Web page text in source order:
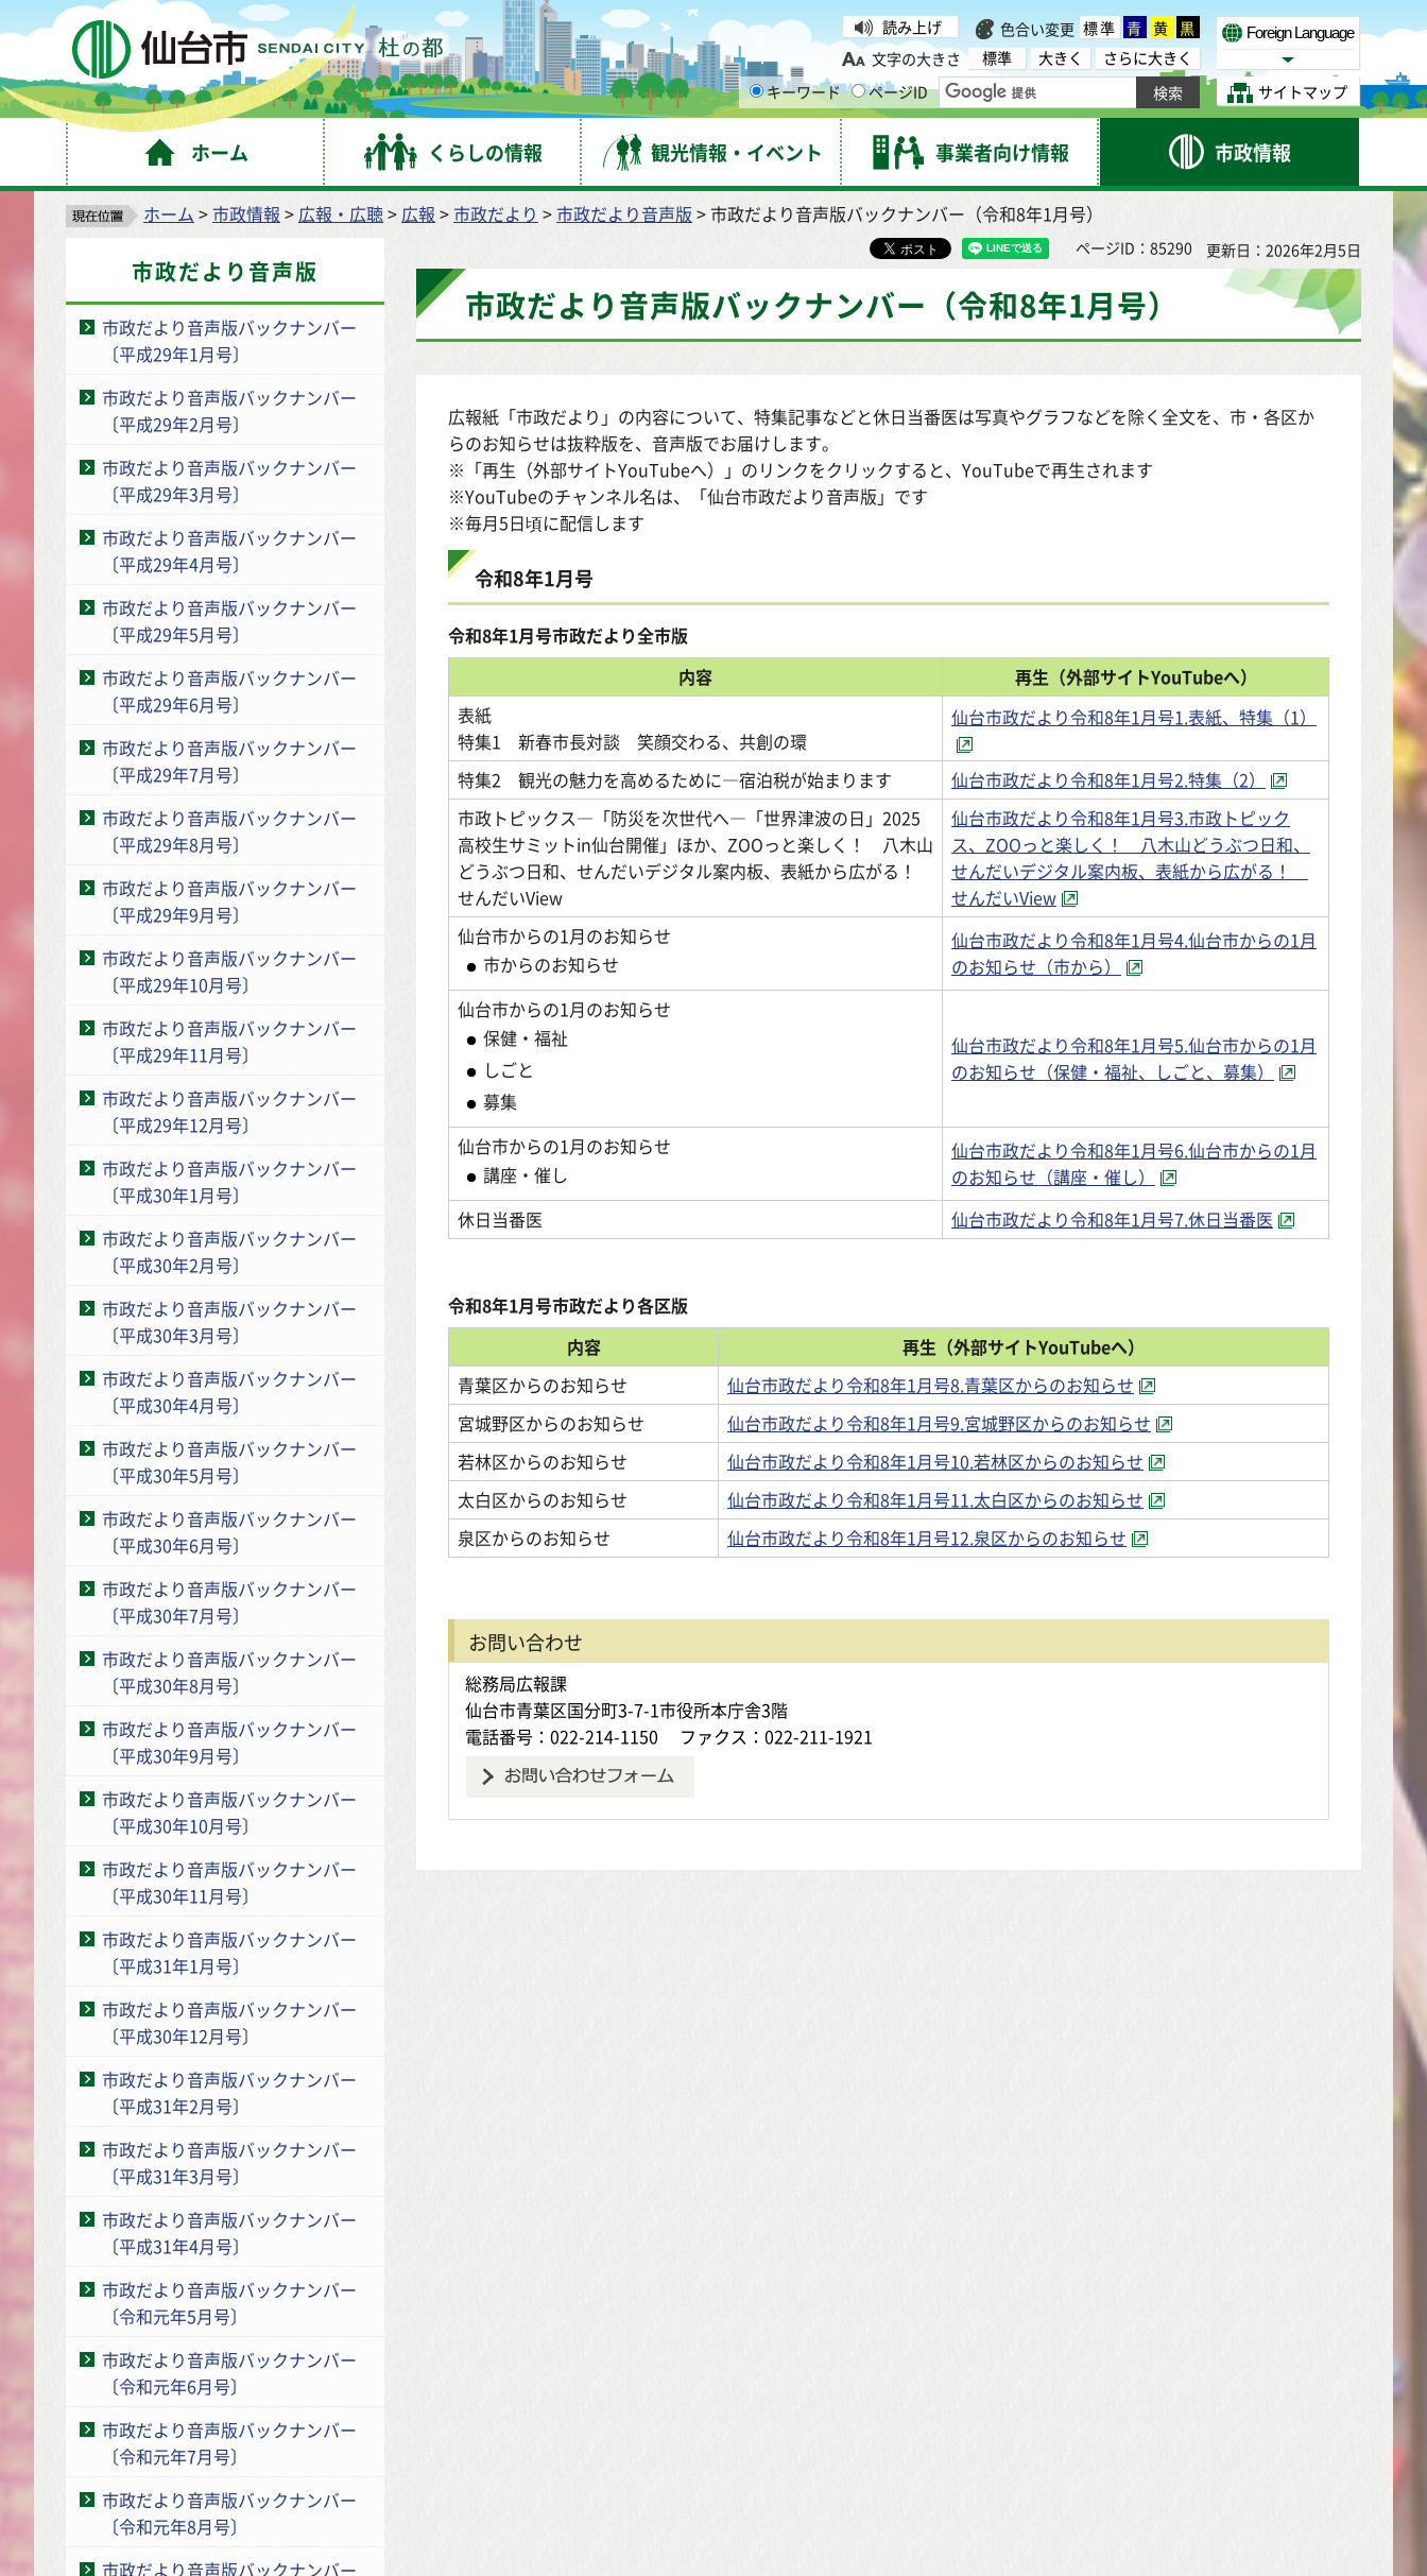
仙台市 読み上げ 色合い変更 標準 青 黄 黒
文字の大きさ
標準 大きく
さらに大きく
キーワード
ページID
Foreign Language
Select Language
サイトマップ
ホーム くらしの情報 観光情報・イベント 事業者向け情報 市政情報
ホーム >市政情報 > 広報・広聴> 広報 >市政だより >市政だより音声版 > 市政だより音声版バックナンバー（令和8年1月号）
市政だより音声版
市政だより音声版バックナンバー
〔平成29年1月号〕
市政だより音声版バックナンバー
〔平成29年2月号〕
市政だより音声版バックナンバー
〔平成29年3月号〕
市政だより音声版バックナンバー
〔平成29年4月号〕
市政だより音声版バックナンバー
〔平成29年5月号〕
市政だより音声版バックナンバー
〔平成29年6月号〕
市政だより音声版バックナンバー
〔平成29年7月号〕
市政だより音声版バックナンバー
〔平成29年8月号〕
市政だより音声版バックナンバー
〔平成29年9月号〕
市政だより音声版バックナンバー
〔平成29年10月号〕
市政だより音声版バックナンバー
〔平成29年11月号〕
市政だより音声版バックナンバー
〔平成29年12月号〕
市政だより音声版バックナンバー
〔平成30年1月号〕
市政だより音声版バックナンバー
〔平成30年2月号〕
市政だより音声版バックナンバー
〔平成30年3月号〕
市政だより音声版バックナンバー
〔平成30年4月号〕
市政だより音声版バックナンバー
〔平成30年5月号〕
市政だより音声版バックナンバー
〔平成30年6月号〕
市政だより音声版バックナンバー
〔平成30年7月号〕
市政だより音声版バックナンバー
〔平成30年8月号〕
市政だより音声版バックナンバー
〔平成30年9月号〕
市政だより音声版バックナンバー
〔平成30年10月号〕
市政だより音声版バックナンバー
〔平成30年11月号〕
市政だより音声版バックナンバー
〔平成31年1月号〕
市政だより音声版バックナンバー
〔平成30年12月号〕
市政だより音声版バックナンバー
〔平成31年2月号〕
市政だより音声版バックナンバー
〔平成31年3月号〕
市政だより音声版バックナンバー
〔平成31年4月号〕
市政だより音声版バックナンバー
〔令和元年5月号〕
市政だより音声版バックナンバー
〔令和元年6月号〕
市政だより音声版バックナンバー
〔令和元年7月号〕
市政だより音声版バックナンバー
〔令和元年8月号〕
市政だより音声版バックナンバー
ページID：85290 更新日：2026年2月5日
市政だより音声版バックナンバー（令和8年1月号）
広報紙「市政だより」の内容について、特集記事などと休日当番医は写真やグラフなどを除く全文を、市・各区か
らのお知らせは抜粋版を、音声版でお届けします。
※「再生（外部サイトYouTubeへ）」のリンクをクリックすると、YouTubeで再生されます
※YouTubeのチャンネル名は、「仙台市政だより音声版」です
※毎月5日頃に配信します
令和8年1月号
令和8年1月号市政だより全市版
内容
再生（外部サイトYouTubeへ）
表紙
特集1 新春市長対談 笑顔交わる、共創の環
仙台市政だより令和8年1月号1.表紙、特集（1）
特集2 観光の魅力を高めるために―宿泊税が始まります
仙台市政だより令和8年1月号2.特集（2）
市政トピックス―「防災を次世代へ―「世界津波の日」2025
高校生サミットin仙台開催」ほか、ZOOっと楽しく！ 八木山
どうぶつ日和、せんだいデジタル案内板、表紙から広がる！
せんだいView
仙台市政だより令和8年1月号3.市政トピック
ス、ZOOっと楽しく！ 八木山どうぶつ日和、
せんだいデジタル案内板、表紙から広がる！
せんだいView
仙台市からの1月のお知らせ
市からのお知らせ
仙台市政だより令和8年1月号4.仙台市からの1月
のお知らせ（市から）
仙台市からの1月のお知らせ
保健・福祉
しごと
募集
仙台市政だより令和8年1月号5.仙台市からの1月
のお知らせ（保健・福祉、しごと、募集）
仙台市からの1月のお知らせ
講座・催し
仙台市政だより令和8年1月号6.仙台市からの1月
のお知らせ（講座・催し）
休日当番医
仙台市政だより令和8年1月号7.休日当番医
令和8年1月号市政だより各区版
内容
再生（外部サイトYouTubeへ）
青葉区からのお知らせ
仙台市政だより令和8年1月号8.青葉区からのお知らせ
宮城野区からのお知らせ
仙台市政だより令和8年1月号9.宮城野区からのお知らせ
若林区からのお知らせ
仙台市政だより令和8年1月号10.若林区からのお知らせ
太白区からのお知らせ
仙台市政だより令和8年1月号11.太白区からのお知らせ
泉区からのお知らせ
仙台市政だより令和8年1月号12.泉区からのお知らせ
お問い合わせ
総務局広報課
仙台市青葉区国分町3-7-1市役所本庁舎3階
電話番号：022-214-1150
ファクス：022-211-1921